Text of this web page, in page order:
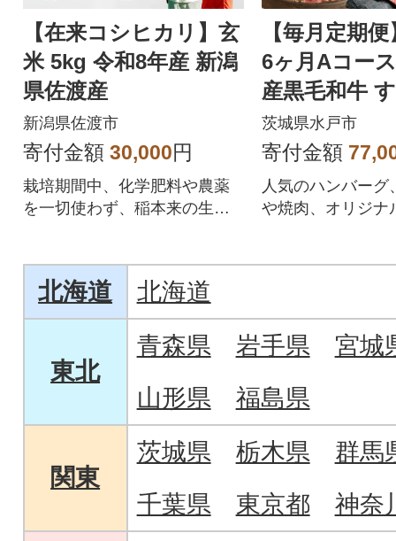
【在来コシヒカリ】玄
米 5kg 令和8年産 新潟
県佐渡産
新潟県佐渡市
寄付金額 30,000円
栽培期間中、化学肥料や農薬
を一切使わず、稲本来の生命
【毎月定期
6ヶ月Aコー
産黒毛和牛
焼肉 ハンバ
ーなど全6回
茨城県水戸市
寄付金額
人気のハンバーグ
や焼肉、オリジナ
北海道 北海道
東北
青森県 岩手県
宮城
山形県
福島県
関東
茨城県 栃木県
群馬
千葉県
東京都 神奈